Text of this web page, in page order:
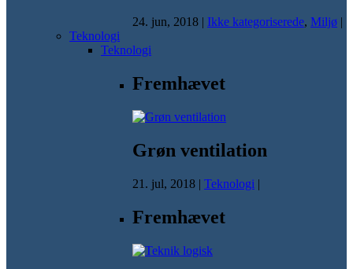
24. jun, 2018 | Ikke kategoriserede, Miljø |
Teknologi
Teknologi
Fremhævet
Grøn ventilation
21. jul, 2018 | Teknologi |
Fremhævet